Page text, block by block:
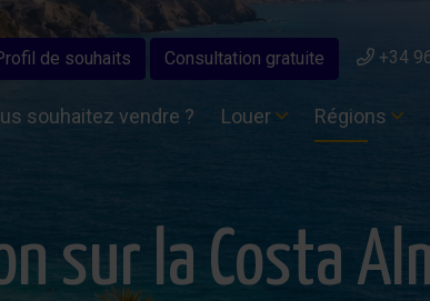
de souhaits Consultation gratuite +34
souhaitez vendre ? Louer Régions
sur la Costa